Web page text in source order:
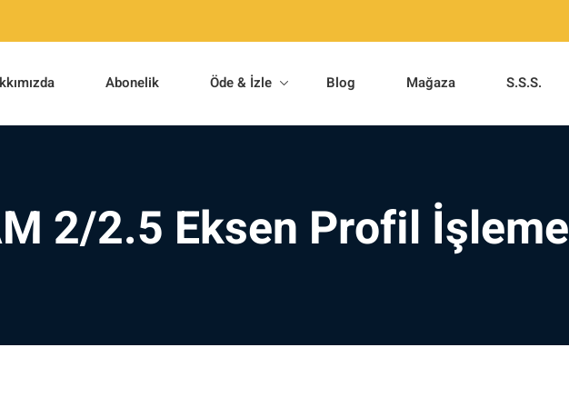
Abonelik Öde & İzle Blog Mağaza S.S.S.
2/2.5 Eksen Profil İşleme